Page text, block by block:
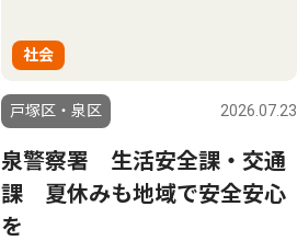
社会
戸塚区・泉区 2026.07.23
泉警察署 生活安全課・交通
課 夏休みも地域で安全安心
を